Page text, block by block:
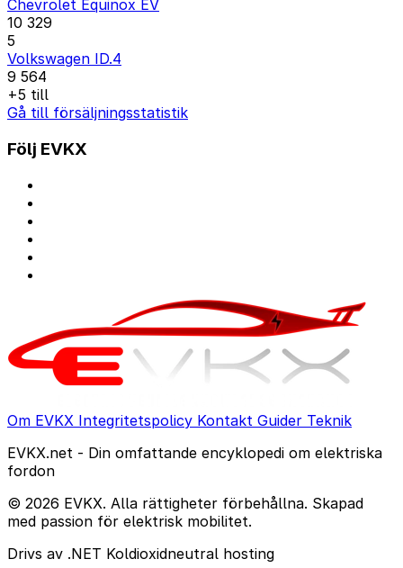
Chevrolet Equinox EV
10 329
5
Volkswagen ID.4
9 564
+5 till
Gå till försäljningsstatistik
Följ EVKX
Om EVKX Integritetspolicy Kontakt Guider Teknik
EVKX.net - Din omfattande encyklopedi om elektriska
fordon
© 2026 EVKX. Alla rättigheter förbehållna. Skapad
med passion för elektrisk mobilitet.
Drivs av .NET Koldioxidneutral hosting